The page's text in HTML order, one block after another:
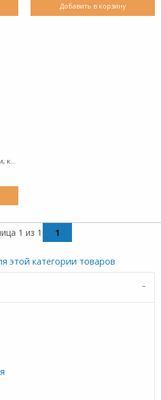
Добавить в корзину
Библия на молнии с индексами, кожа черная, 047 ZTI FIB (Кожаный мягкий)
1 из 1 1
этой категории товаров